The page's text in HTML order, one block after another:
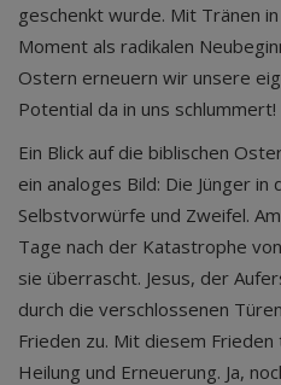
geschenkt wurde. Mit Tränen
Moment als radikalen
Ostern erneuern wir unsere
Potential da in uns schlummert!
Ein Blick auf die biblischen
ein analoges Bild: Die Jünger
Selbstvorwürfe und Zweifel.
Tage nach der Katastrophe
sie überrascht. Jesus, der
durch die verschlossenen
Frieden zu. Mit diesem
Heilung und Erneuerung. Ja,